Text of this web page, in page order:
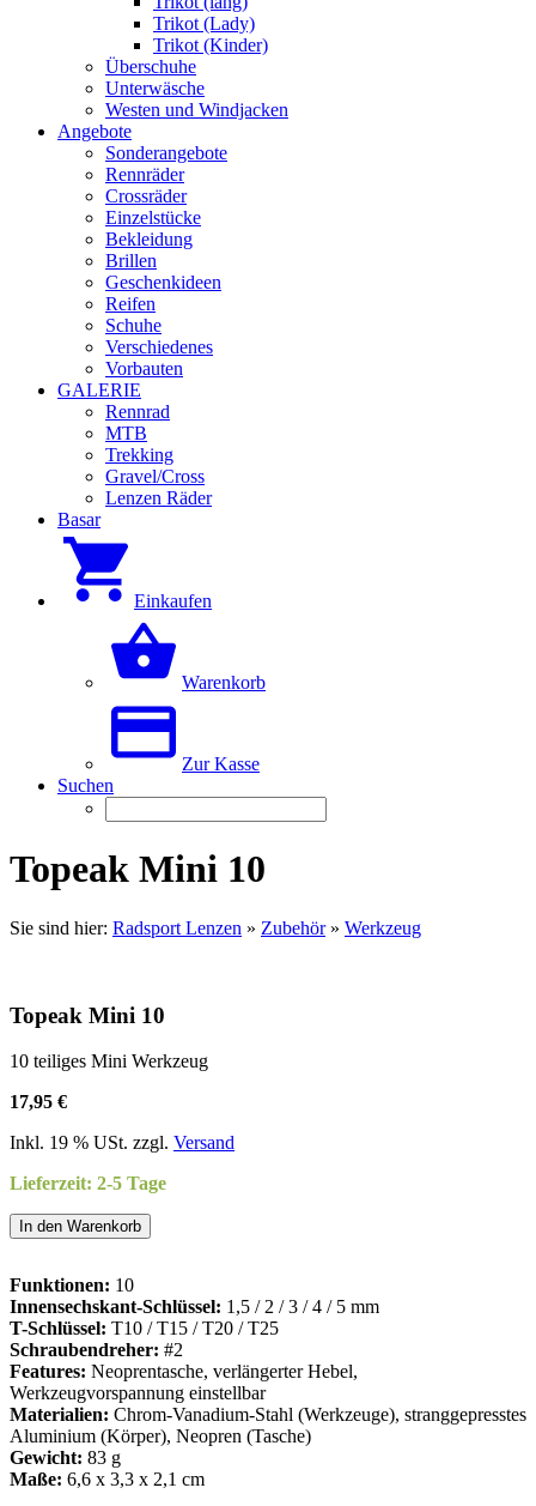
Trikot (Lady)
Trikot (Kinder)
Überschuhe
Unterwäsche
Westen und Windjacken
Angebote
Sonderangebote
Rennräder
Crossräder
Einzelstücke
Bekleidung
Brillen
Geschenkideen
Reifen
Schuhe
Verschiedenes
Vorbauten
GALERIE
Rennrad
MTB
Trekking
Gravel/Cross
Lenzen Räder
Basar
Einkaufen
Warenkorb
Zur Kasse
Suchen
Topeak Mini 10
Sie sind hier: Radsport Lenzen » Zubehör» Werkzeug
Topeak Mini 10
10 teiliges Mini Werkzeug
17,95 €
Inkl. 19 % USt. zzgl. Versand
Lieferzeit: 2-5 Tage
In den Warenkorb
Funktionen: 10
Innensechskant-Schlüssel: 1,5 / 2 / 3 / 4 / 5 mm
T-Schlüssel: T10 / T15 / T20 / T25
Schraubendreher: #2
Features: Neoprentasche, verlängerter Hebel,
Werkzeugvorspannung einstellbar
Materialien: Chrom-Vanadium-Stahl (Werkzeuge), stranggepresstes
Aluminium (Körper), Neopren (Tasche)
Gewicht: 83 g
Maße: 6,6 x 3,3 x 2,1 cm